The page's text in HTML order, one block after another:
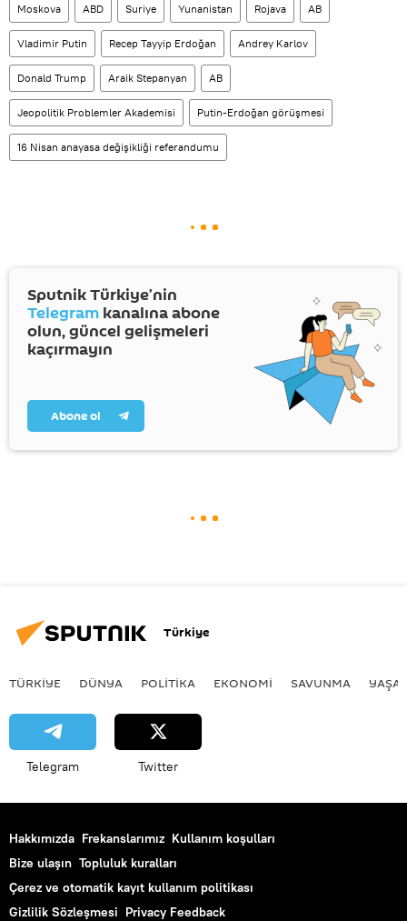
Moskova ABD Suriye Yunanistan Rojava AB
Vladimir Putin Recep Tayyip Erdoğan Andrey Karlov
Donald Trump Araik Stepanyan AB
Jeopolitik Problemler Akademisi Putin-Erdoğan görüşmesi
16 Nisan anayasa değişikliği referandumu
Sputnik Türkiye’nin
Telegram kanalına abone
olun, güncel gelişmeleri
kaçırmayın
Abone ol
Türkiye
TÜRKIYE DÜNYA POLİTİKA EKONOMİ SAVUNMA
Telegram Twitter
Hakkımızda Frekanslarımız Kullanım koşulları
Bize ulaşın Topluluk kuralları
Çerez ve otomatik kayıt kullanım politikası
Gizlilik Sözleşmesi Privacy Feedback